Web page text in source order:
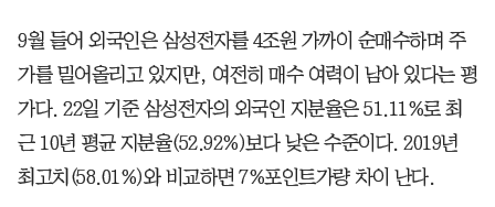
9월 들어 외국인은 삼성전자를 4조원 가까이 순매수하며 주
가를 밀어올리고 있지만, 여전히 매수 여력이 남아 있다는 평
가다. 22일 기준 삼성전자의 외국인 지분율은 51.11%로 최
근 10년 평균 지분율(52.92%)보다 낮은 수준이다. 2019년
최고치(58.01%)와 비교하면 7%포인트가량 차이 난다.